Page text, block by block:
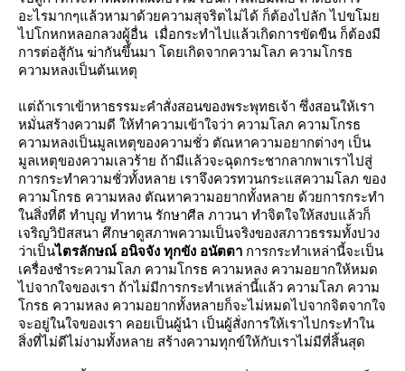
อะไรมากๆแล้วหามาด้วยความสุจริตไม่ได้ ก็ต้องไปลัก ไปขโม
ไปโกหกหลอกลวงผู้อื่น เมื่อกระทำไปแล้วเกิดการขัดขืน ก็ต้องมี
การต่อสู้กัน ฆ่ากันขึ้นมา โดยเกิดจากความโลภ ความโกรธ
ความหลงเป็นต้นเหตุ
ต่ถ้าเราเข้าหาธรรมะคำสั่งสอนของพระพุทธเจ้า ซึ่งสอนให้เรา
หมั่นสร้างความดี ให้ทำความเข้าใจว่า ความโลภ ความโกรธ
ความหลงเป็นมูลเหตุของความชั่ว ตัณหาความอยากต่างๆ เป็น
มูลเหตุของความเลวร้าย ถ้ามีแล้วจะฉุดกระชากลากพาเราไปสู่
การกระทำความชั่วทั้งหลาย เราจึงควรทวนกระแสความโลภ ของ
ความโกรธ ความหลง ตัณหาความอยากทั้งหลาย ด้วยการกระทำ
นสิ่งที่ดี ทำบุญ ทำทาน รักษาศีล ภาวนา ทำจิตใจให้สงบแล้วก็
เจริญวิปัสสนา ศึกษาดูสภาพความเป็นจริงของสภาวธรรมทั้งปวง
ว่าเป็นไตรลักษณ์ อนิจจัง ทุกขัง อนัตตา การกระทำเหล่านี้จะเป็น
เครื่องชำระความโลภ ความโกรธ ความหลง ความอยากให้หมด
ไปจากใจของเรา ถ้าไม่มีการกระทำเหล่านี้แล้ว ความโลภ ความ
กรธ ความหลง ความอยากทั้งหลายก็จะไม่หมดไปจากจิตจากใจ
จะอยู่ในใจของเรา คอยเป็นผู้นำ เป็นผู้สั่งการให้เราไปกระทำใน
สิ่งที่ไม่ดีไม่งามทั้งหลาย สร้างความทุกข์ให้กับเราไม่มีที่สิ้นสุด